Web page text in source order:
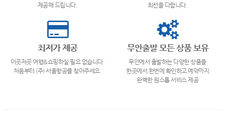
제공해 드립니다.
최선을 다합니다.
최저가 제공
이곳저곳 여행&쇼핑하실 필요 없습니다.
처음부터 (주) 서울항공를 찾아주세요.
무안출발 모든 상품 보유
무안에서 출발하는 다양한 상품을
한곳에서 한번에 확인하고 예약까지
완벽한 원스톱 서비스 제공